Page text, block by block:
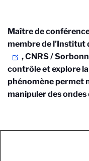
Maître de
membre de l’Institut
, CNRS /
contrôle et explore
phénomène permet
manipuler des ondes